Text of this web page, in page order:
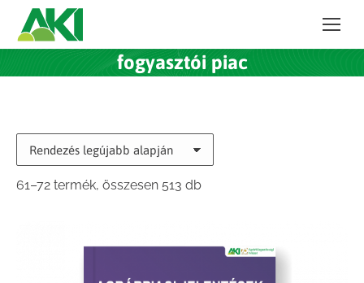
fogyasztói piac
61–72 termék, összesen 513 dbSorted